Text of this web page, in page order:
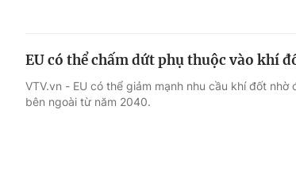
EU có thể chấm dứt phụ thuộc vào khí
VTV.vn - EU có thể giảm mạnh nhu cầu khí đốt
bên ngoài từ năm 2040.